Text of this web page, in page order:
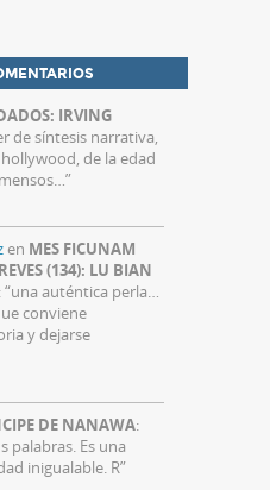
IRVING
de síntesis narrativa,
de la edad
”
en MES FICUNAM
(134): LU BIAN
: “una auténtica perla…
conviene
y dejarse
DE NANAWA:
palabras. Es una
inigualable. R”